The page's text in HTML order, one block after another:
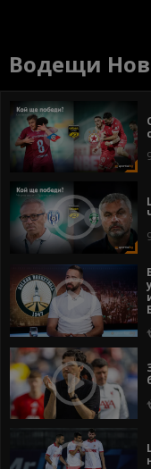
Водещи